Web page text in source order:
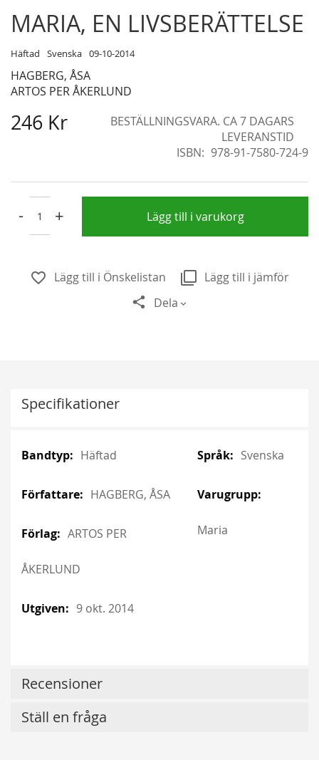
MARIA, EN LIVSBERÄTTELSE
Häftad Svenska 09-10-2014
HAGBERG, ÅSA
ARTOS PER ÅKERLUND
246 Kr
BESTÄLLNINGSVARA. CA 7 DAGARS
LEVERANSTID
ISBN
978-91-7580-724-9
- + Lägg till i varukorg
Lägg till i Önskelistan
Lägg till i jämför
Dela
Skip
to
beginning
of
the
gallery
Specifikationer
InformationHäftad
HAGBERG, ÅSA
ARTOS PER
ÅKERLUND
9 okt. 2014
InformationSvenska
Maria
Recensioner
Ställ en fråga